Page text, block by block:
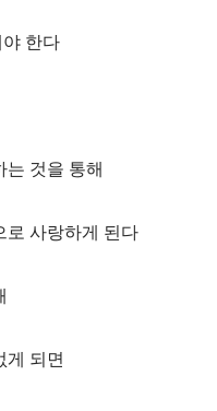
한다
는 것을 통해
로 사랑하게 된다
게 되면